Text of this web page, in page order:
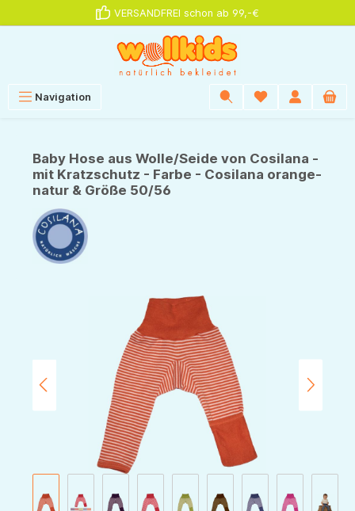
VERSANDFREI schon ab 99,-€
Navigation
Baby Hose aus Wolle/Seide von Cosilana -
mit Kratzschutz - Farbe - Cosilana orange-
natur & Größe 50/56
Bildergalerie überspringen